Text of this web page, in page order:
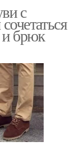
с
и брюк